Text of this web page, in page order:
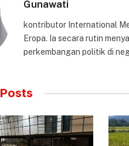
Gunawati
kontributor International
Eropa. Ia secara rutin
perkembangan politik di
Posts